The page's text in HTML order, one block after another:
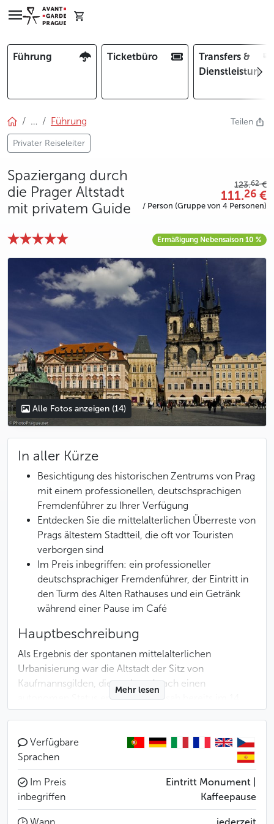
Führung Ticketbüro
Transfers &
… Führung
Privater Reiseleiter
Teilen
Spaziergang durch
die Prager Altstadt
mit privatem Guide
123.62€
111.26 €
/ Person (Gruppe von 4 Personen)
Ermäßigung Nebensaison 10 %
photo 5
photo 6
photo 7
photo 8
photo 9
photo 10
photo 11
photo 12
photo 13
photo 14
Alle Fotos anzeigen (14)
In aller Kürze
Besichtigung des historischen Zentrums von Prag
mit einem professionellen, deutschsprachigen
Fremdenführer zu Ihrer Verfügung
Entdecken Sie die mittelalterlichen Überreste von
Prags ältestem Stadtteil, die oft vor Touristen
verborgen sind
Im Preis inbegriffen: ein professioneller
deutschsprachiger Fremdenführer, der Eintritt in
den Turm des Alten Rathauses und ein Getränk
während einer Pause im Café
Hauptbeschreibung
Als Ergebnis der spontanen mittelalterlichen
Urbanisierung war die Altstadt der Sitz von
Kaufmannsgilden, die nach und nach einen
autonomen Status erlangten, und sah bereits im 14.
kleinen Plätzen und Passagen, das sich um die
Marktplätze herum entwickelt hat, führt Sie von
Entdeckung zu Entdeckung. Hinter den eleganten
Barockfassaden verbergen sich oft Gebäude mit viel
älteren Mauern und Kellern, und die Spuren der
Romanik und Gotik bleiben für denjenigen sichtbar,
Mehr lesen
Verfügbare
Sprachen
Im Preis
inbegriffen
Eintritt Monument |
Kaffeepause